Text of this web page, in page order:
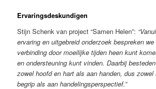
Ervaringsdeskundigen
Stijn Schenk van project “Samen Helen”:
ervaring en uitgebreid onderzoek bespreken
verbinding door moeilijke tijden heen kunt
en ondersteuning kunt vinden. Daarbij
zowel hoofd en hart als aan handen, dus
begrip als aan handelingsperspectief.”